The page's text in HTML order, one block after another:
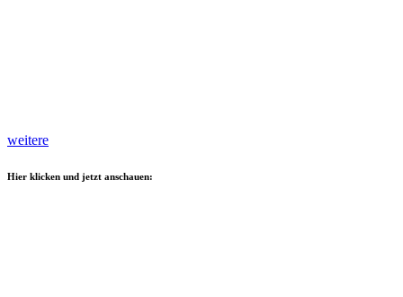
weitere
Hier klicken und jetzt anschauen: